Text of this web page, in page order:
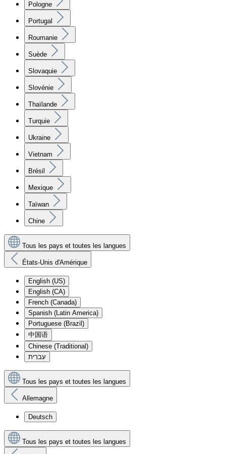
Pologne
Portugal
Roumanie
Suède
Slovaquie
Slovénie
Thaïlande
Turquie
Ukraine
Vietnam
Brésil
Mexique
Taïwan
Chine
Tous les pays et toutes les langues
États-Unis d'Amérique
English (US)
English (CA)
French (Canada)
Spanish (Latin America)
Portuguese (Brazil)
中国语
Chinese (Traditional)
עִברִית
Tous les pays et toutes les langues
Allemagne
Deutsch
Tous les pays et toutes les langues